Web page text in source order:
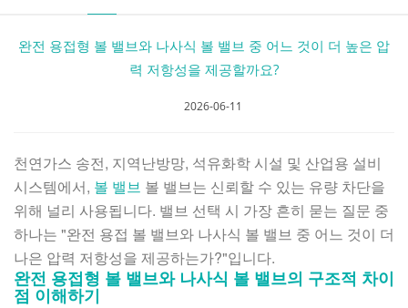
완전 용접형 볼 밸브와 나사식 볼 밸브 중 어느 것이 더 높은 압
력 저항성을 제공할까요?
2026-06-11
천연가스 송전, 지역난방망, 석유화학 시설 및 산업용 설비
시스템에서, 볼 밸브 볼 밸브는 신뢰할 수 있는 유량 차단을
위해 널리 사용됩니다. 밸브 선택 시 가장 흔히 묻는 질문 중
하나는 "완전 용접 볼 밸브와 나사식 볼 밸브 중 어느 것이 더
나은 압력 저항성을 제공하는가?"입니다.
완전 용접형 볼 밸브와 나사식 볼 밸브의 구조적 차이
점 이해하기